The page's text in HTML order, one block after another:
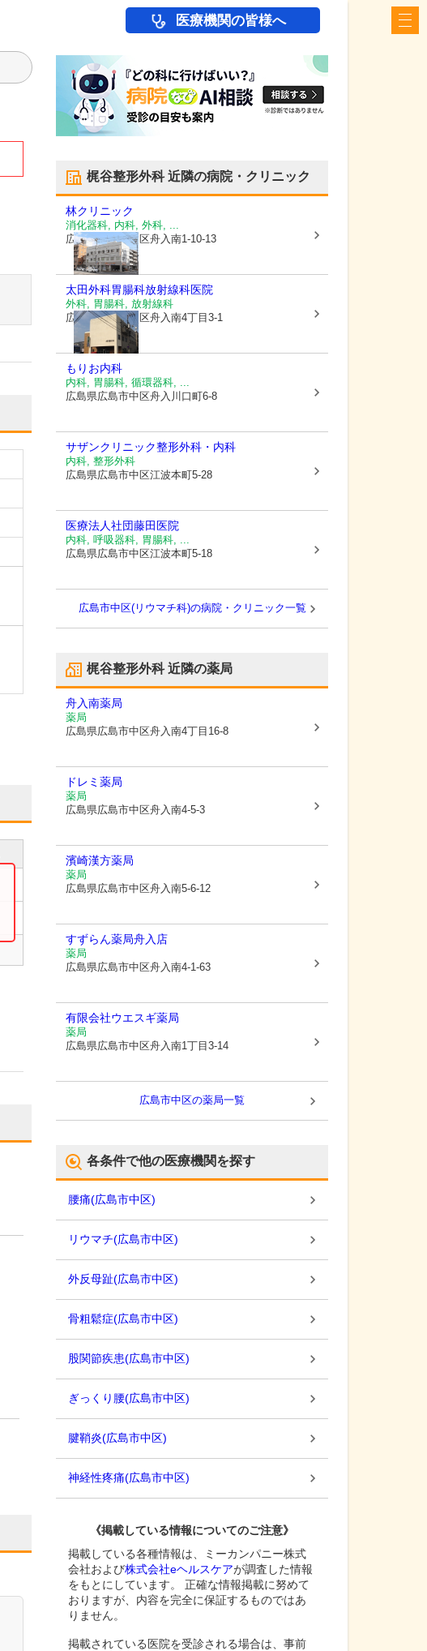
医療機関の皆様へ
梶谷整形外科近隣の病院・クリニック
林クリニック
消化器科, 内科, 外科, ...
広島県広島市中区舟入南1-10-13
太田外科胃腸科放射線科医院
外科, 胃腸科, 放射線科
広島県広島市中区舟入南4丁目3-1
もりお内科
内科, 胃腸科, 循環器科, ...
広島県広島市中区舟入川口町6-8
サザンクリニック整形外科・内科
内科, 整形外科
広島県広島市中区江波本町5-28
医療法人社団藤田医院
内科, 呼吸器科, 胃腸科, ...
広島県広島市中区江波本町5-18
広島市中区(リウマチ科)の病院・クリニック一覧
梶谷整形外科近隣の薬局
舟入南薬局
薬局
広島県広島市中区舟入南4丁目16-8
ドレミ薬局
薬局
広島県広島市中区舟入南4-5-3
濱崎漢方薬局
薬局
広島県広島市中区舟入南5-6-12
すずらん薬局舟入店
薬局
広島県広島市中区舟入南4-1-63
有限会社ウエスギ薬局
薬局
広島県広島市中区舟入南1丁目3-14
広島市中区の薬局一覧
各条件で他の医療機関を探す
腰痛(広島市中区)
リウマチ(広島市中区)
外反母趾(広島市中区)
骨粗鬆症(広島市中区)
股関節疾患(広島市中区)
ぎっくり腰(広島市中区)
腱鞘炎(広島市中区)
神経性疼痛(広島市中区)
《掲載している情報についてのご注意》
掲載している各種情報は、ミーカンパニー株式
会社および株式会社eヘルスケアが調査した情報
をもとにしています。 正確な情報掲載に努めて
おりますが、内容を完全に保証するものではあ
りません。
掲載されている医院を受診される場合は、事前